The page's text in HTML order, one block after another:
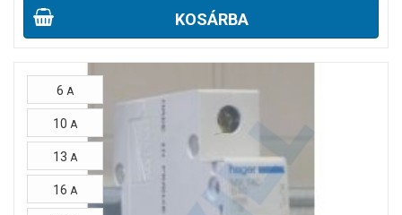
KOSÁRBA
6 A
10 A
13 A
16 A